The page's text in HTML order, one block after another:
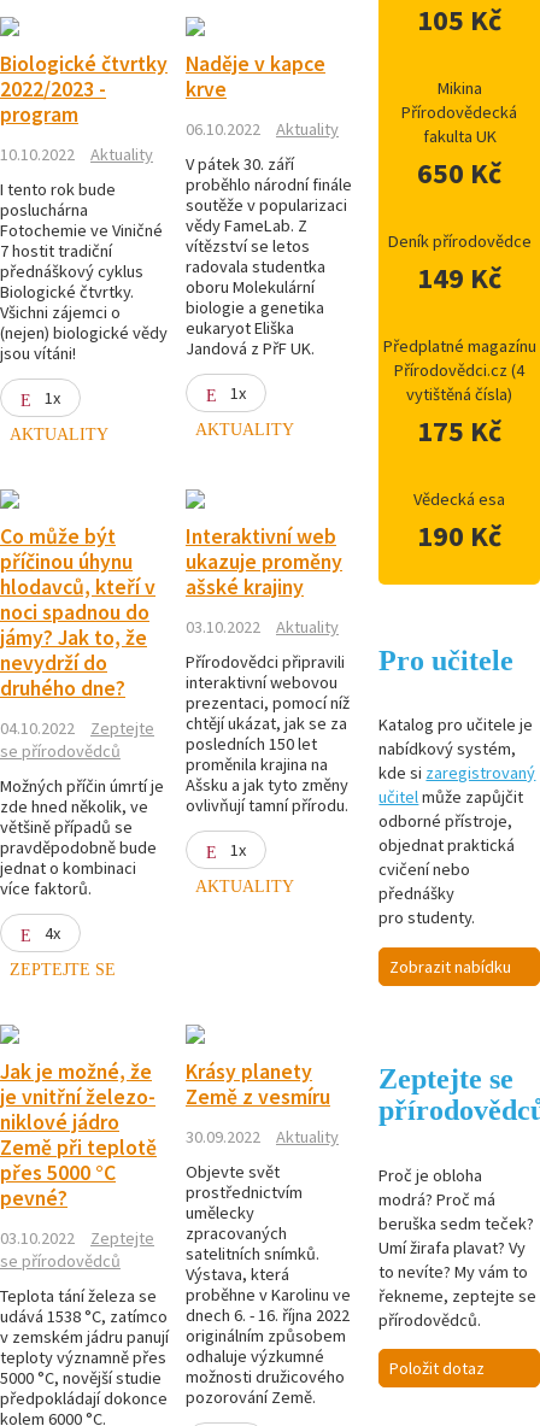
Biologické čtvrtky
2022/2023 -
program
10.10.2022
Aktuality
I tento rok bude
posluchárna
Fotochemie ve Viničné
7 hostit tradiční
přednáškový cyklus
Biologické čtvrtky.
Všichni zájemci o
(nejen) biologické vědy
jsou vítáni!
1x
AKTUALITY
Naděje v kapce
krve
06.10.2022
Aktuality
V pátek 30. září
proběhlo národní finále
soutěže v popularizaci
vědy FameLab. Z
vítězství se letos
radovala studentka
oboru Molekulární
biologie a genetika
eukaryot Eliška
Jandová z PřF UK.
1x
AKTUALITY
Co může být
příčinou úhynu
hlodavců, kteří v
noci spadnou do
jámy? Jak to, že
nevydrží do
druhého dne?
04.10.2022
Zeptejte
se přírodovědců
Možných příčin úmrtí je
zde hned několik, ve
většině případů se
pravděpodobně bude
jednat o kombinaci
více faktorů.
4x
ZEPTEJTE SE
Interaktivní web
ukazuje proměny
ašské krajiny
03.10.2022
Aktuality
Přírodovědci připravili
interaktivní webovou
prezentaci, pomocí níž
chtějí ukázat, jak se za
posledních 150 let
proměnila krajina na
Ašsku a jak tyto změny
ovlivňují tamní přírodu.
1x
AKTUALITY
Jak je možné, že
je vnitřní železo-
niklové jádro
Země při teplotě
přes 5000 °C
pevné?
03.10.2022
Zeptejte
se přírodovědců
Teplota tání železa se
udává 1538 °C, zatímco
v zemském jádru panují
teploty významně přes
5000 °C, novější studie
předpokládají dokonce
kolem 6000 °C.
Krásy planety
Země z vesmíru
30.09.2022
Aktuality
Objevte svět
prostřednictvím
umělecky
zpracovaných
satelitních snímků.
Výstava, která
proběhne v Karolinu ve
dnech 6. - 16. října 2022
originálním způsobem
odhaluje výzkumné
možnosti družicového
pozorování Země.
105 Kč
Mikina
Přírodovědecká
fakulta UK
650 Kč
Deník přírodovědce
149 Kč
Předplatné magazínu
Přírodovědci.cz (4
vytištěná čísla)
175 Kč
Vědecká esa
190 Kč
Pro učitele
Katalog pro učitele je
nabídkový systém,
kde si zaregistrovaný
učitelmůže zapůjčit
odborné přístroje,
objednat praktická
cvičení nebo
přednášky
pro studenty.
Zobrazit nabídku
Zeptejte se
Proč je obloha
modrá? Proč má
beruška sedm teček?
Umí žirafa plavat? Vy
to nevíte? My vám to
řekneme, zeptejte se
přírodovědců.
Položit dotaz